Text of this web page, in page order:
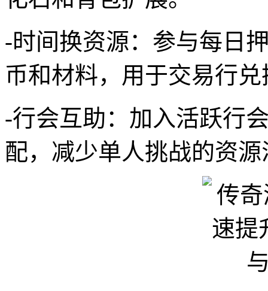
-时间换资源：参与每日
币和材料，用于交易行
-行会互助：加入活跃行
配，减少单人挑战的资源